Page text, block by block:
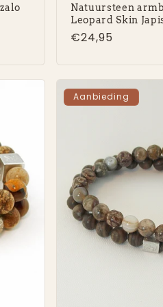
Natuursteen
Leopard Skin
Normale
€24,95
Aanbieding